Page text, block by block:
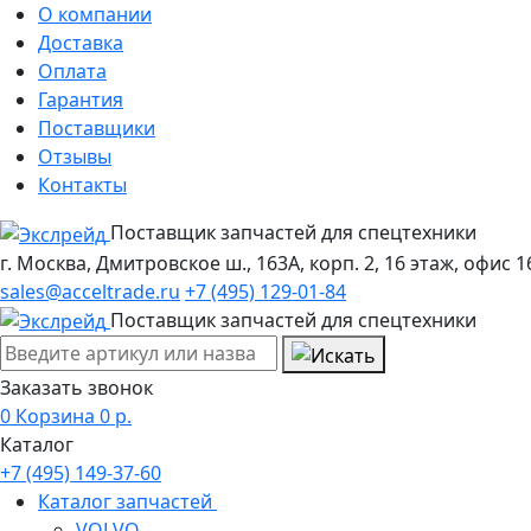
О компании
Доставка
Оплата
Гарантия
Поставщики
Отзывы
Контакты
Поставщик запчастей для спецтехники
г. Москва, Дмитровское ш., 163А, корп. 2, 16 этаж, офис
sales@acceltrade.ru +7 (495) 129-01-84
Поставщик запчастей для спецтехники
Заказать звонок
0 Корзина 0 р.
Каталог
+7 (495) 149-37-60
Каталог запчастей